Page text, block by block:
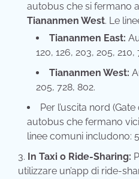
autobus che si fermano a
Tiananmen West. Le
Tiananmen East:
120, 126, 203, 205, 210,
Tiananmen West:
205, 728, 802.
Per l’uscita nord
autobus che fermano
linee comuni includono:
In Taxi o Ride-Sharing:
utilizzare un’app di ride-